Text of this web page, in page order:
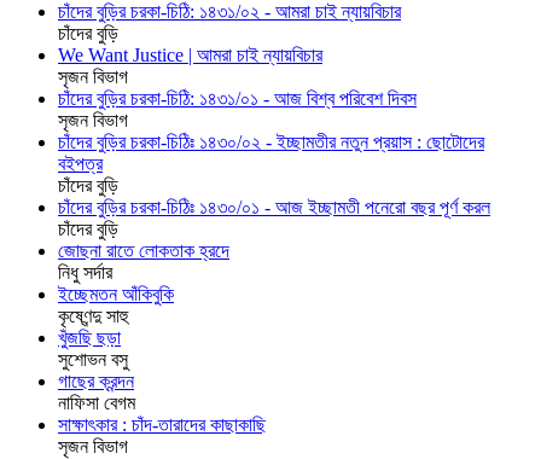
চাঁদের বুড়ির চরকা-চিঠি: ১৪৩১/০২ - আমরা চাই ন্যায়বিচার
চাঁদের বুড়ি
We Want Justice | আমরা চাই ন্যায়বিচার
সৃজন বিভাগ
চাঁদের বুড়ির চরকা-চিঠি: ১৪৩১/০১ - আজ বিশ্ব পরিবেশ দিবস
সৃজন বিভাগ
চাঁদের বুড়ির চরকা-চিঠিঃ ১৪৩০/০২ - ইচ্ছামতীর নতুন প্রয়াস : ছোটোদের
বইপত্র
চাঁদের বুড়ি
চাঁদের বুড়ির চরকা-চিঠিঃ ১৪৩০/০১ - আজ ইচ্ছামতী পনেরো বছর পূর্ণ করল
চাঁদের বুড়ি
জোছনা রাতে লোকতাক হ্রদে
নিধু সর্দার
ইচ্ছেমতন আঁকিবুকি
কৃষ্ণেন্দু সাহু
খুঁজছি ছড়া
সুশোভন বসু
গাছের ক্রন্দন
নাফিসা বেগম
সাক্ষাৎকার : চাঁদ-তারাদের কাছাকাছি
সৃজন বিভাগ